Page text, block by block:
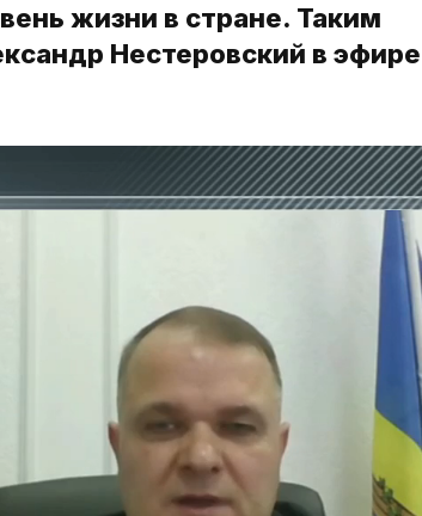
жизни в стране. Таким
Нестеровский в эфире